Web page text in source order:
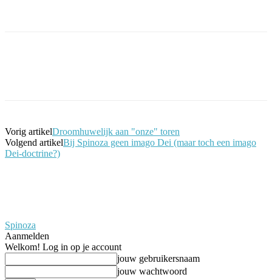
Vorig artikelDroomhuwelijk aan "onze" toren
Volgend artikelBij Spinoza geen imago Dei (maar toch een imago
Dei-doctrine?)
Spinoza
Aanmelden
Welkom! Log in op je account
jouw gebruikersnaam
jouw wachtwoord